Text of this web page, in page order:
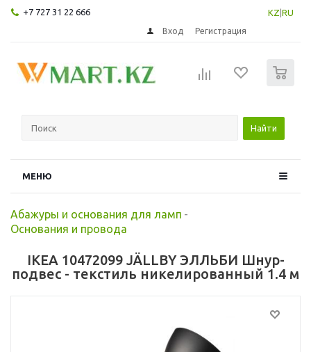
+7 727 31 22 666 KZ RU
Вход Регистрация
Найти
МЕНЮ
Абажуры и основания для ламп -
Основания и провода
IKEA 10472099 JÄLLBY ЭЛЛЬБИ Шнур-
подвес - текстиль никелированный 1.4 м